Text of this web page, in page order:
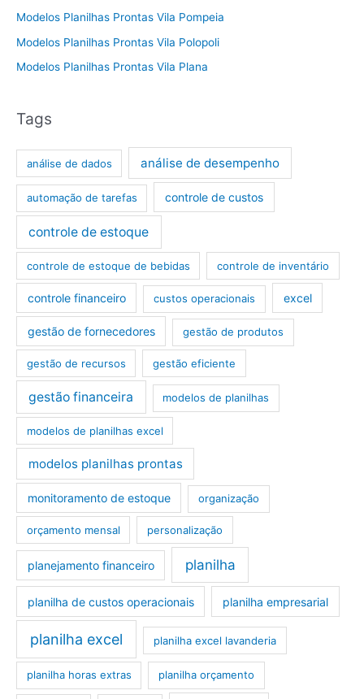
Modelos Planilhas Prontas Vila Pompeia
Modelos Planilhas Prontas Vila Polopoli
Modelos Planilhas Prontas Vila Plana
Tags
análise de dados análise de desempenho
automação de tarefas controle de custos
controle de estoque
controle de estoque de bebidas controle de inventário
controle financeiro custos operacionais excel
gestão de fornecedores gestão de produtos
gestão de recursos gestão eficiente
gestão financeira modelos de planilhas
modelos de planilhas excel
modelos planilhas prontas
monitoramento de estoque organização
orçamento mensal personalização
planejamento financeiro planilha
planilha de custos operacionais planilha empresarial
planilha excel planilha excel lavanderia
planilha horas extras planilha orçamento